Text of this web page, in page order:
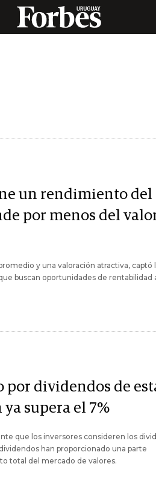
un rendimiento del
por menos del
y una valoración atractiva, captó
buscan oportunidades de rentabilidad
dividendos de
supera el 7%
que los inversores consideren los
han proporcionado una parte
total del mercado de valores.